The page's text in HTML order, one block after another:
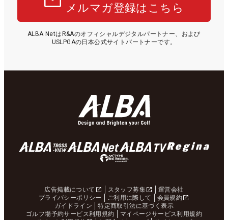
メルマガ登録はこちら
ALBA NetはR&Aのオフィシャルデジタルパートナー、および
USLPGAの日本公式サイトパートナーです。
広告掲載について スタッフ募集
運営会社
プライバシーポリシー
ご利用に際して
会員規約
ガイドライン
特定商取引法に基づく表示
ゴルフ場予約サービス利用規約
マイページサービス利用規約